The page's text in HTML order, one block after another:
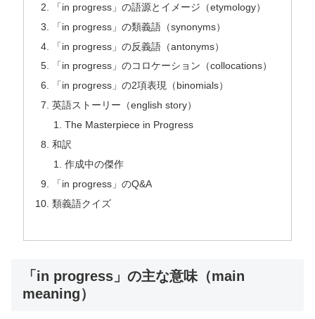
「in progress」の語源とイメージ（etymology）
「in progress」の類義語（synonyms）
「in progress」の反義語（antonyms）
「in progress」のコロケーション（collocations）
「in progress」の2項表現（binomials）
英語ストーリー（english story）
The Masterpiece in Progress
和訳
作成中の傑作
「in progress」のQ&A
類義語クイズ
「in progress」の主な意味（main
meaning）